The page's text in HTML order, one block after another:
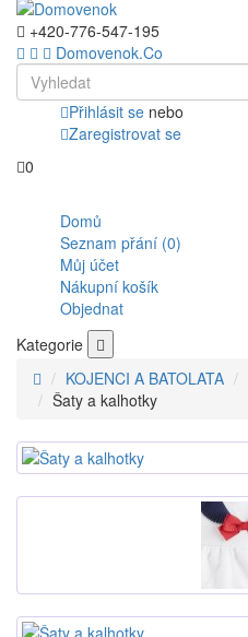
+420-776-547-195
Domovenok.Co
Přihlásit se nebo
Zaregistrovat se
0
Domů
Seznam přání (0)
Můj účet
Nákupní košík
Objednat
Kategorie
KOJENCI A BATOLATA
Šaty a kalhotky